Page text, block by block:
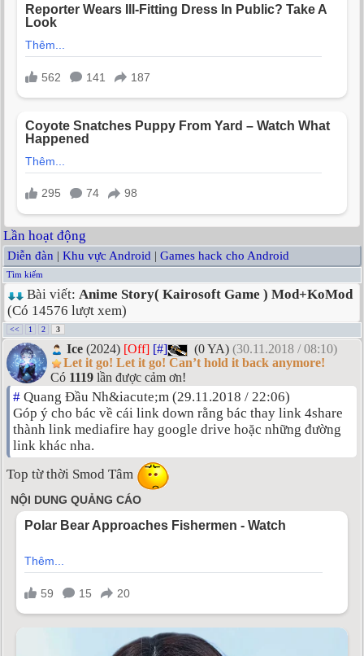
Lần hoạt động
Diễn đàn | Khu vực Android | Games hack cho Android
Tìm kiếm
Bài viết: Anime Story( Kairosoft Game ) Mod+KoMod
(Có 14576 lượt xem)
<< 1 2 3
Ice (2024) [Off] [#] (0 YA) (30.11.2018 / 08:10)
Let it go! Let it go! Can’t hold it back anymore!
Có 1119 lần được cảm ơn!
# Quang Đầu Nh&iacute;m (29.11.2018 / 22:06)
Góp ý cho bác về cái link down rằng bác thay link 4share
thành link mediafire hay google drive hoặc những đường
link khác nha.
Top từ thời Smod Tâm